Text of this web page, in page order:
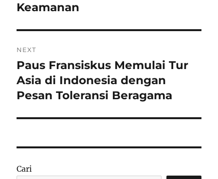
Keamanan
NEXT
Next
post:
Paus Fransiskus Memulai Tur
Asia di Indonesia dengan
Pesan Toleransi Beragama
Cari